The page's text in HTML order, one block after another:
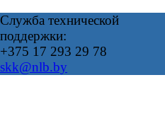
Служба технической
поддержки:
+375 17 293 29 78
skk@nlb.by